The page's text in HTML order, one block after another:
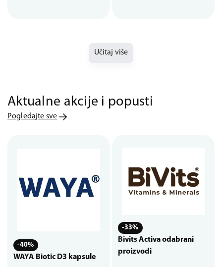
Učitaj više
Aktualne akcije i popusti
Pogledajte sve
-40%
WAYA Biotic D3 kapsule
-33%
Bivits Activa odabrani
proizvodi